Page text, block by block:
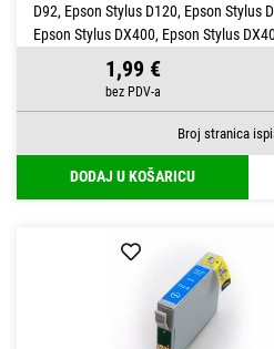
D92, Epson Stylus D120, Epson Stylus
Epson Stylus DX400, Epson Stylus
1,99 €
Broj stranica
DODAJ U KOŠARICU